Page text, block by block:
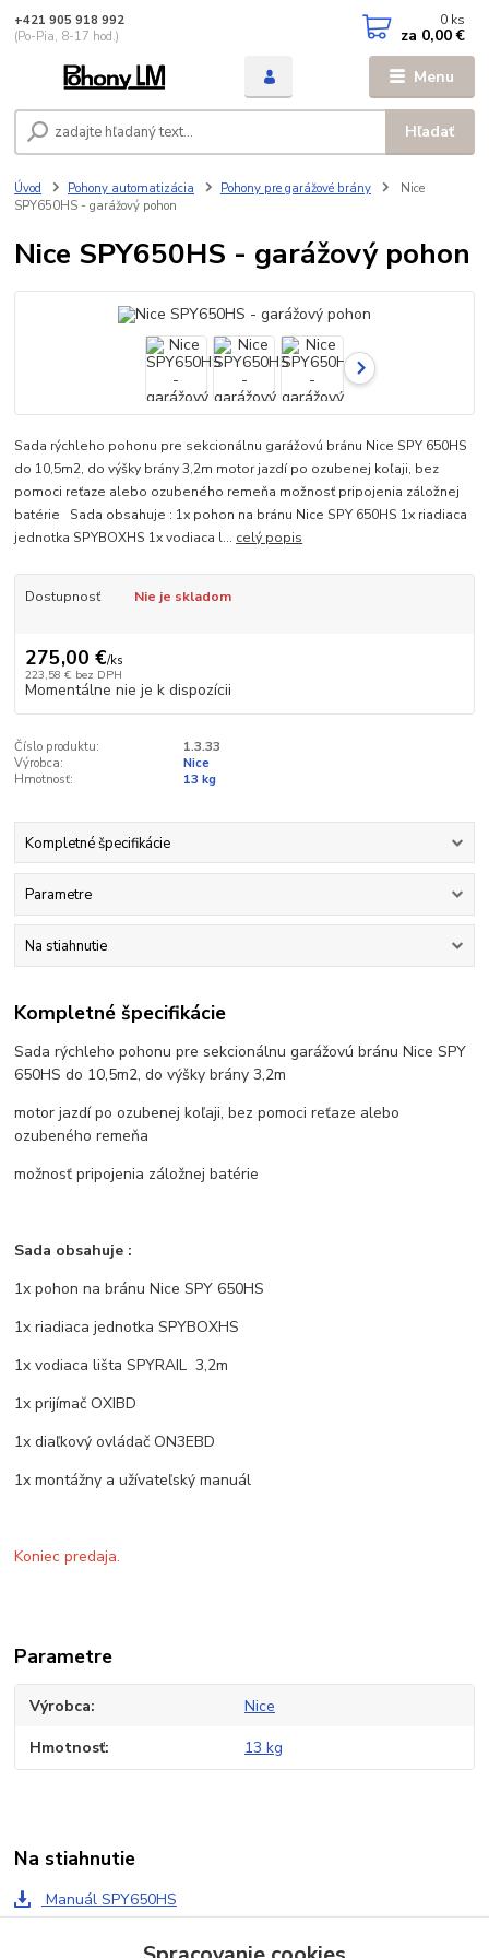
Menu
Hľadať
+421 905 918 992
(Po-Pia, 8-17 hod.)
0 ks
za 0,00 €
Úvod Pohony automatizácia Pohony pre garážové brány
Nice
SPY650HS - garážový pohon
Nice SPY650HS - garážový pohon
Sada rýchleho pohonu pre sekcionálnu garážovú bránu Nice SPY 650HS
do 10,5m2, do výšky brány 3,2m motor jazdí po ozubenej koľaji, bez
pomoci reťaze alebo ozubeného remeňa možnosť pripojenia záložnej
batérie Sada obsahuje : 1x pohon na bránu Nice SPY 650HS 1x riadiaca
jednotka SPYBOXHS 1x vodiaca l... celý popis
Dostupnosť Nie je skladom
275,00 €/ks
223,58 € bez DPH
Momentálne nie je k dispozícii
Číslo produktu:
1.3.33
Výrobca:
Nice
Hmotnosť:
13 kg
Kompletné špecifikácie
Parametre
Na stiahnutie
Kompletné špecifikácie
Sada rýchleho pohonu pre sekcionálnu garážovú bránu Nice SPY
650HS do 10,5m2, do výšky brány 3,2m
motor jazdí po ozubenej koľaji, bez pomoci reťaze alebo
ozubeného remeňa
možnosť pripojenia záložnej batérie
Sada obsahuje :
1x pohon na bránu Nice SPY 650HS
1x riadiaca jednotka SPYBOXHS
1x vodiaca lišta SPYRAIL 3,2m
1x prijímač OXIBD
1x diaľkový ovládač ON3EBD
1x montážny a užívateľský manuál
Koniec predaja.
Parametre
Výrobca Nice
Hmotnosť 13 kg
Na stiahnutie
Manuál SPY650HS